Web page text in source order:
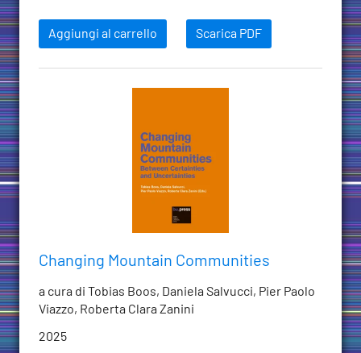
Aggiungi al carrello Scarica PDF
Changing Mountain Communities
a cura di Tobias Boos, Daniela Salvucci, Pier Paolo
Viazzo, Roberta Clara Zanini
2025